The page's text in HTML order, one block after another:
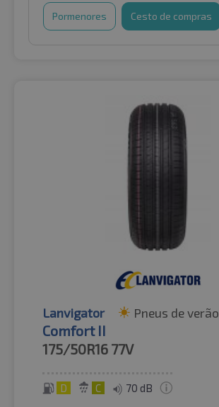
Pormenores Cesto de compras
Lanvigator Pneus de verão
Comfort II
175/50R16 77V
D C 70 dB